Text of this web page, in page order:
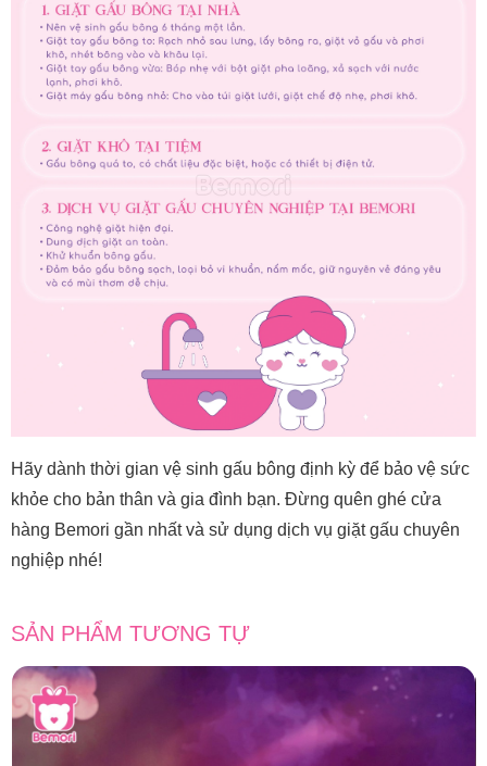
Hãy dành thời gian vệ sinh gấu bông định kỳ để bảo vệ sức
khỏe cho bản thân và gia đình bạn. Đừng quên ghé cửa
hàng Bemori gần nhất và sử dụng dịch vụ giặt gấu chuyên
nghiệp nhé!
SẢN PHẨM TƯƠNG TỰ